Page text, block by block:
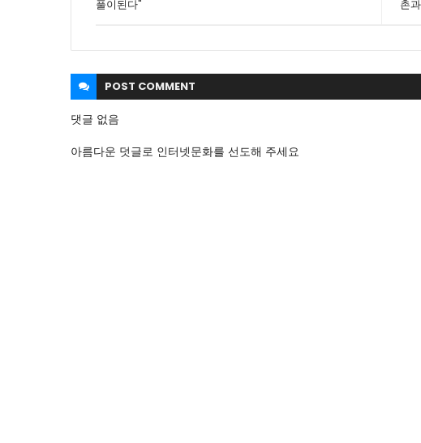
촌
풀이된다"
POST COMMENT
댓글 없음
아름다운 덧글로 인터넷문화를 선도해 주세요